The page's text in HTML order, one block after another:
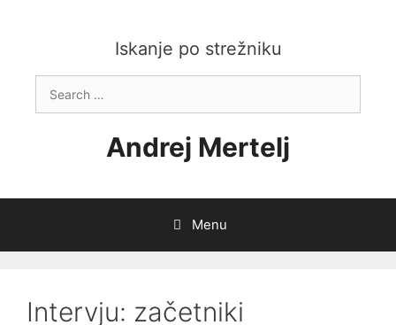
Iskanje po strežniku
for:
Andrej Mertelj
Menu
Intervju: začetniki